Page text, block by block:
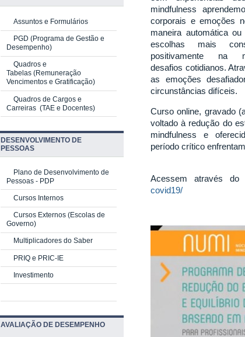
mindfulness
corporais e emoções
maneira automática
escolhas mais
positivamente
desafios cotidianos.
as emoções
circunstâncias difíceis.
Curso online, gravado
voltado à redução do
mindfulness e
período crítico
Acessem através do
covid19/
Assuntos e Formulários
PGD (Programa de Gestão e
Desempenho)
Quadros e
Tabelas (Remuneração
Vencimentos e Gratificação)
Quadros de Cargos e
Carreiras (TAE e Docentes)
DESENVOLVIMENTO DE
PESSOAS
Plano de Desenvolvimento de
Pessoas - PDP
Cursos Internos
Cursos Externos (Escolas de
Governo)
Multiplicadores do Saber
PRIQ e PRIC-IE
Investimento
AVALIAÇÃO DE DESEMPENHO